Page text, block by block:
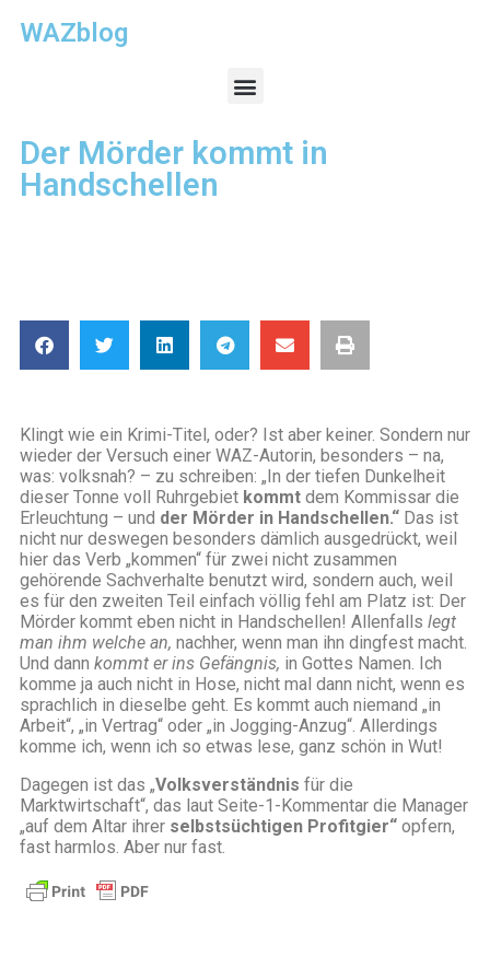
WAZblog
Der Mörder kommt in
Handschellen
Klingt wie ein Krimi-Titel, oder? Ist aber keiner. Sondern nur
wieder der Versuch einer WAZ-Autorin, besonders – na,
was: volksnah? – zu schreiben: „In der tiefen Dunkelheit
dieser Tonne voll Ruhrgebiet kommt dem Kommissar die
Erleuchtung – und der Mörder in Handschellen.“ Das ist
nicht nur deswegen besonders dämlich ausgedrückt, weil
hier das Verb „kommen“ für zwei nicht zusammen
gehörende Sachverhalte benutzt wird, sondern auch, weil
es für den zweiten Teil einfach völlig fehl am Platz ist: Der
Mörder kommt eben nicht in Handschellen! Allenfalls legt
man ihm welche an, nachher, wenn man ihn dingfest macht.
Und dann kommt er ins Gefängnis, in Gottes Namen. Ich
komme ja auch nicht in Hose, nicht mal dann nicht, wenn es
sprachlich in dieselbe geht. Es kommt auch niemand „in
Arbeit“, „in Vertrag“ oder „in Jogging-Anzug“. Allerdings
komme ich, wenn ich so etwas lese, ganz schön in Wut!
Dagegen ist das „Volksverständnis für die
Marktwirtschaft“, das laut Seite-1-Kommentar die Manager
„auf dem Altar ihrer selbstsüchtigen Profitgier“ opfern,
fast harmlos. Aber nur fast.